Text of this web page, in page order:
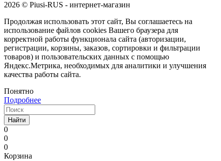
2026 © Piusi-RUS - интернет-магазин
Продолжая использовать этот сайт, Вы соглашаетесь на
использование файлов cookies Вашего браузера для
корректной работы функционала сайта (авторизации,
регистрации, корзины, заказов, сортировки и фильтрации
товаров) и пользовательских данных с помощью
Яндекс.Метрика, необходимых для аналитики и улучшения
качества работы сайта.
Понятно
Подробнее
Найти
0
0
0
Корзина